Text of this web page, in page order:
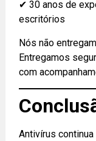
✔ 30 anos de
escritórios
Nós não
Entregamos
com
Antivírus